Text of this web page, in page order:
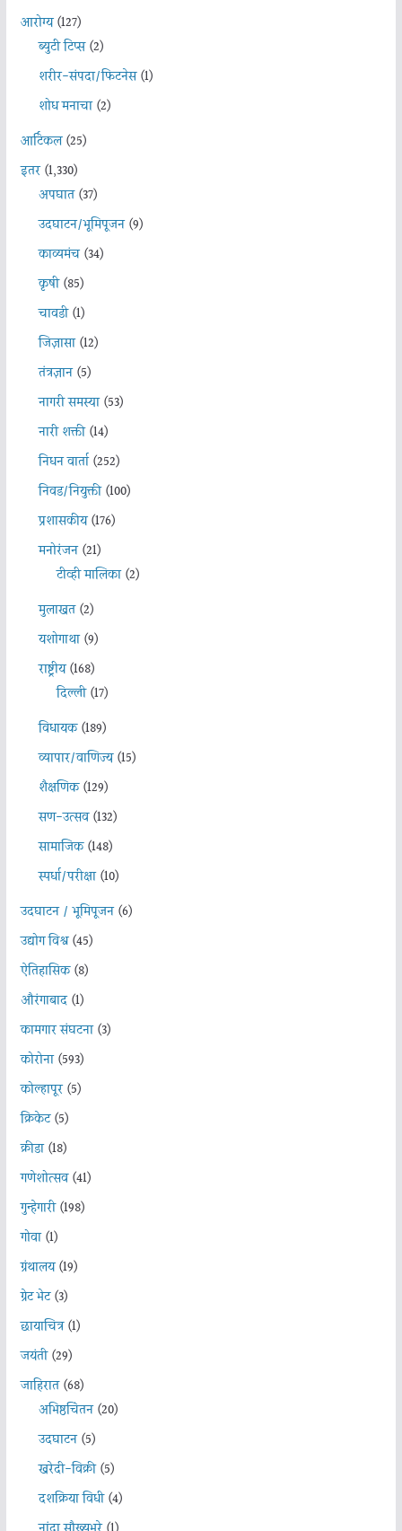
आरोग्य(127)
ब्युटी टिप्स(2)
शरीर-संपदा/फिटनेस(1)
शोध मनाचा(2)
आर्टिकल(25)
इतर(1,330)
अपघात(37)
उदघाटन/भूमिपूजन(9)
काव्यमंच(34)
कृषी(85)
चावडी(1)
जिज्ञासा(12)
तंत्रज्ञान(5)
नागरी समस्या(53)
नारी शक्ती(14)
निधन वार्ता(252)
निवड/नियुक्ती(100)
प्रशासकीय(176)
मनोरंजन(21)
टीव्ही मालिका(2)
मुलाखत(2)
यशोगाथा(9)
राष्ट्रीय(168)
दिल्ली(17)
विधायक(189)
व्यापार/वाणिज्य(15)
शैक्षणिक(129)
सण-उत्सव(132)
सामाजिक(148)
स्पर्धा/परीक्षा(10)
उदघाटन / भूमिपूजन(6)
उद्योग विश्व(45)
ऐतिहासिक(8)
औरंगाबाद(1)
कामगार संघटना(3)
कोरोना(593)
कोल्हापूर(5)
क्रिकेट(5)
क्रीडा(18)
गणेशोत्सव(41)
गुन्हेगारी(198)
गोवा(1)
ग्रंथालय(19)
ग्रेट भेट(3)
छायाचित्र(1)
जयंती(29)
जाहिरात(68)
अभिष्ठचिंतन(20)
उदघाटन(5)
खरेदी-विक्री(5)
दशक्रिया विधी(4)